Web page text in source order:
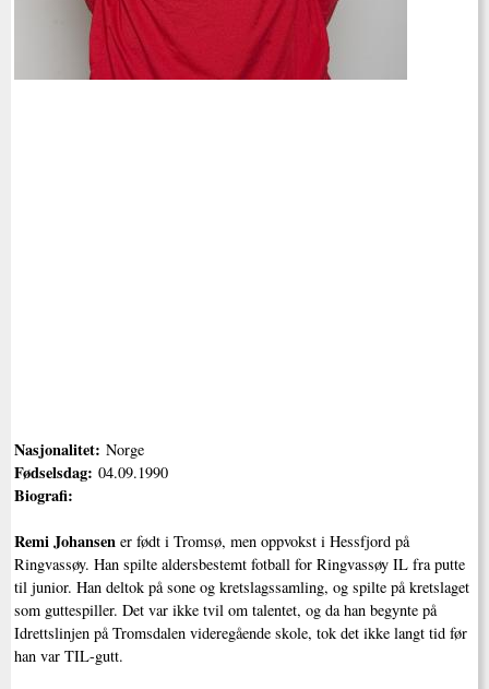
Nasjonalitet: Norge
Fødselsdag: 04.09.1990
Biografi:
Remi Johansen er født i Tromsø, men oppvokst i Hessfjord på
Ringvassøy. Han spilte aldersbestemt fotball for Ringvassøy IL fra putte
til junior. Han deltok på sone og kretslagssamling, og spilte på kretslaget
som guttespiller. Det var ikke tvil om talentet, og da han begynte på
Idrettslinjen på Tromsdalen videregående skole, tok det ikke langt tid før
han var TIL-gutt.